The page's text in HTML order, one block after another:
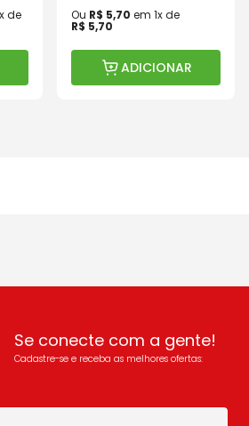
x de
Ou R$ 5,70 em 1x de
R$ 5,70
ADICIONAR
Se conecte com a gente!
Cadastre-se e receba as melhores ofertas: